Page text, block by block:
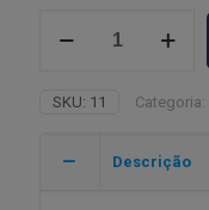
Marrom
SKU: 11 Categoria:
Descrição